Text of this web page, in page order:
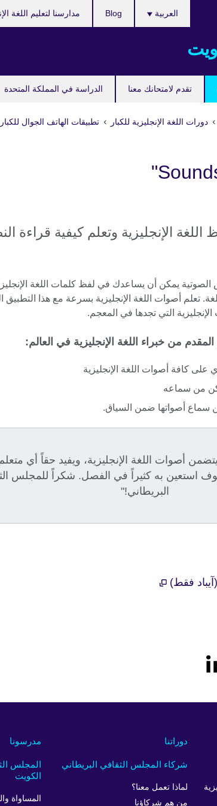
تقدم لامتحانك معنا الدراسة في المملكة المتحدة
العربية Blog مدارسنا لتعليم اللغة
دورات اللغة الإنجليزية للكبار تطبيقات الهاتف الجوال للكبار
الإنجليزية وتعلم كيفية قراءة
يمكن أن يساعدك في لفظ كلمات اللغة
تعلم أصوات اللغة الإنجليزية بسرعة مع هذا التطبيق
التي تجدها في المعجم.
من خبراء اللغة الإنجليزية في العالم:
على كافة أصوات اللغة الإنجليزية
من سماعه
سماع أصواتها ضمن السياق.
أصوات اللغة الإنجليزية، ويفيد حقاً أي
سوف استعين به كثيراً في الفصل. شكراً للمجلس
البريطاني!"
فقط)
مدرسونا دوراتنا
المجلس
الكويت
المساواة
شركاء المجلس الثقافي البريطاني
لماذا تعمل معنا؟
من هم شركاؤنا